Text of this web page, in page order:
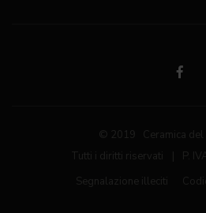
© 2019 Ceramica del
Tutti i diritti riservati
P.
Segnalazione illeciti